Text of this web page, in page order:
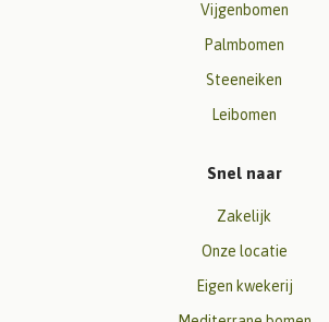
Vijgenbomen
Palmbomen
Steeneiken
Leibomen
Snel naar
Zakelijk
Onze locatie
Eigen kwekerij